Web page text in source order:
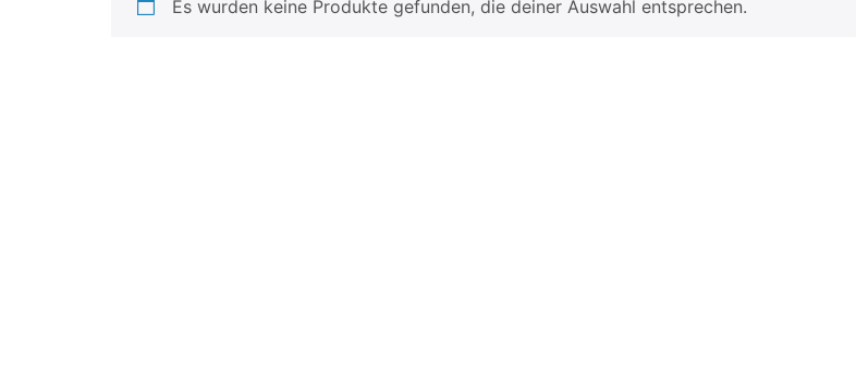
Es wurden keine Produkte gefunden, die deiner Auswahl entsprechen.